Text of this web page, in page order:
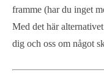
framme (har du inget
Med det här
dig och oss om något